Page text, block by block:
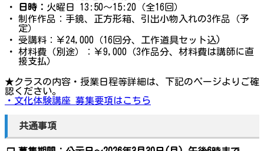
・
日時： 火曜日 13:50～15:20（全16回）
・
制作作品：手鏡、正方形箱、引出小物入れの3作品（予
定）
・
受講料：￥24,000（16回分、工作道具セット込)
・
材料費（別途）：￥9,000（3作品分、材料費は講師に直
接支払）
★クラスの内容・授業日程等詳細は、下記のページよりご確
認ください。
・文化体験講座 募集要項はこちら
共通事項